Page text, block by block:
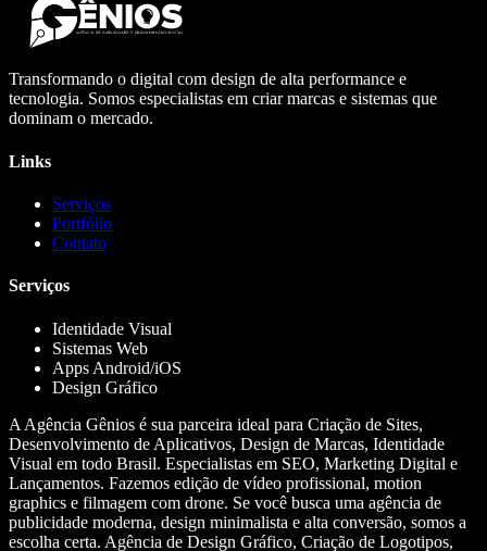
Transformando o digital com design de alta performance e
tecnologia. Somos especialistas em criar marcas e sistemas que
dominam o mercado.
Links
Serviços
Portfólio
Contato
Serviços
Identidade Visual
Sistemas Web
Apps Android/iOS
Design Gráfico
A Agência Gênios é sua parceira ideal para Criação de Sites,
Desenvolvimento de Aplicativos, Design de Marcas, Identidade
Visual em todo Brasil. Especialistas em SEO, Marketing Digital e
Lançamentos. Fazemos edição de vídeo profissional, motion
graphics e filmagem com drone. Se você busca uma agência de
publicidade moderna, design minimalista e alta conversão, somos a
escolha certa. Agência de Design Gráfico, Criação de Logotipos,